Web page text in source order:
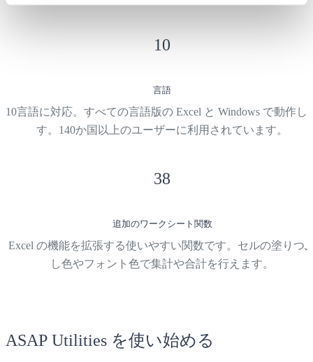
10
言語
10言語に対応。すべての言語版の Excel と Windows で動作し
す。140か国以上のユーザーに利用されています。
38
追加のワークシート関数
Excel の機能を拡張する使いやすい関数です。セルの塗りつ
し色やフォント色で集計や合計を行えます。
ASAP Utilities を使い始める